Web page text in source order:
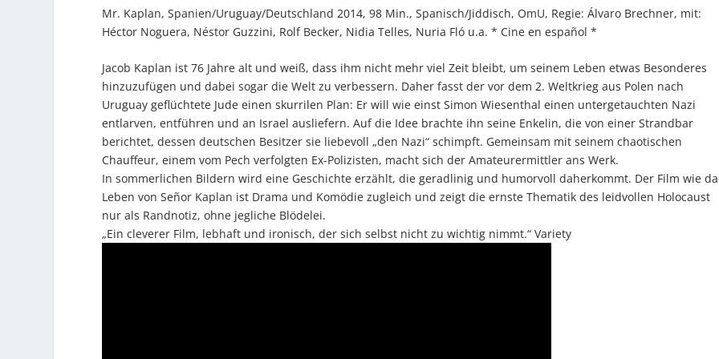
Mr. Kaplan, Spanien/Uruguay/Deutschland 2014, 98 Min., Spanisch/Jiddisch, OmU, Regie: Álvaro Brechner, mit:
Héctor Noguera, Néstor Guzzini, Rolf Becker, Nidia Telles, Nuria Fló u.a. * Cine en español *
Jacob Kaplan ist 76 Jahre alt und weiß, dass ihm nicht mehr viel Zeit bleibt, um seinem Leben etwas Besonderes
hinzuzufügen und dabei sogar die Welt zu verbessern. Daher fasst der vor dem 2. Weltkrieg aus Polen nach
Uruguay geflüchtete Jude einen skurrilen Plan: Er will wie einst Simon Wiesenthal einen untergetauchten Nazi
entlarven, entführen und an Israel ausliefern. Auf die Idee brachte ihn seine Enkelin, die von einer Strandbar
berichtet, dessen deutschen Besitzer sie liebevoll „den Nazi“ schimpft. Gemeinsam mit seinem chaotischen
Chauffeur, einem vom Pech verfolgten Ex-Polizisten, macht sich der Amateurermittler ans Werk.
In sommerlichen Bildern wird eine Geschichte erzählt, die geradlinig und humorvoll daherkommt. Der Film wie
Leben von Señor Kaplan ist Drama und Komödie zugleich und zeigt die ernste Thematik des leidvollen Holocaust
nur als Randnotiz, ohne jegliche Blödelei.
„Ein cleverer Film, lebhaft und ironisch, der sich selbst nicht zu wichtig nimmt.“ Variety